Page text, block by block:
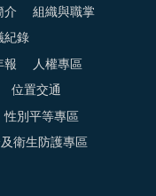
介 組織與職掌
紀錄
報 人權專區
位置交通
性別平等專區
衛生防護專區